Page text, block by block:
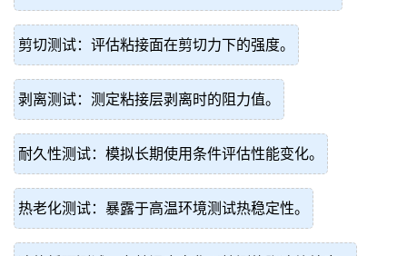
剪切测试：评估粘接面在剪切力下的强度。
剥离测试：测定粘接层剥离时的阻力值。
耐久性测试：模拟长期使用条件评估性能变化。
热老化测试：暴露于高温环境测试热稳定性。